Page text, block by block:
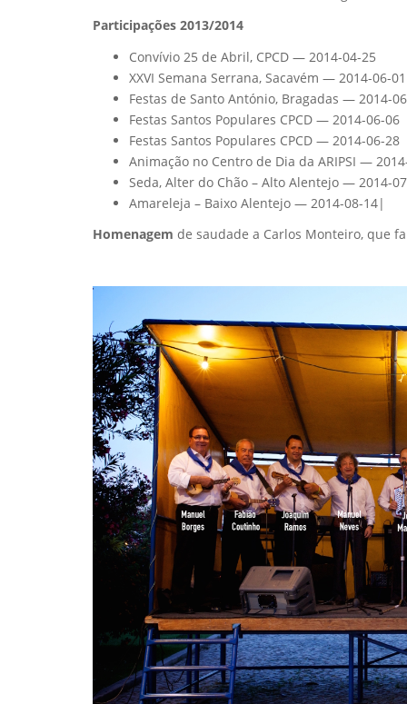
Participações 2013/2014
Convívio 25 de Abril, CPCD — 2014-04-25
XXVI Semana Serrana, Sacavém — 2014-06-01
Festas de Santo António, Bragadas — 2014-
Festas Santos Populares CPCD — 2014-06-06
Festas Santos Populares CPCD — 2014-06-28
Animação no Centro de Dia da ARIPSI —
Seda, Alter do Chão – Alto Alentejo — 2014-
Amareleja – Baixo Alentejo — 2014-08-14|
Homenagem de saudade a Carlos Monteiro, que